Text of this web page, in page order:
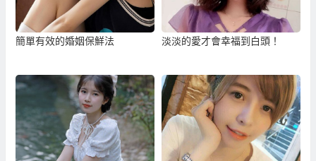
簡單有效的婚姻保鮮法 淡淡的愛才會幸福到白頭！